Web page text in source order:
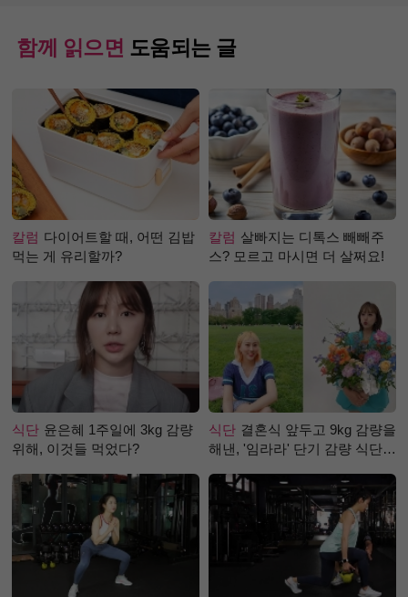
함께 읽으면 도움되는 글
칼럼 다이어트할 때, 어떤 김밥
먹는 게 유리할까?
칼럼 살빠지는 디톡스 빼빼주
스? 모르고 마시면 더 살쩌요!
식단 윤은혜 1주일에 3kg 감량
위해, 이것들 먹었다?
식단 결혼식 앞두고 9kg 감량을
해낸, '임라라' 단기 감량 식단